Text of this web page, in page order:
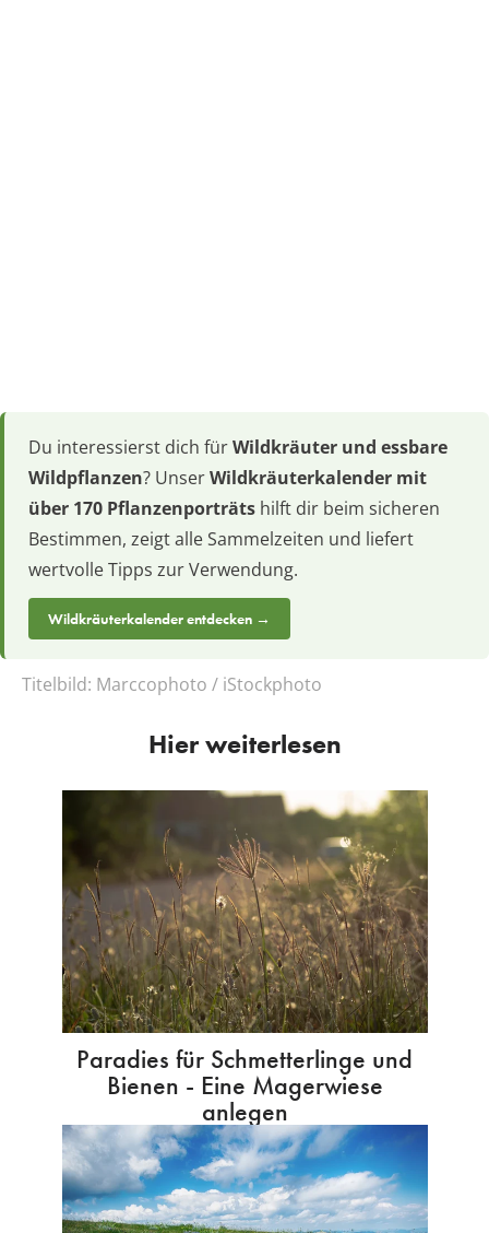
Du interessierst dich fürWildkräuter und essbare
Wildpflanzen? UnserWildkräuterkalender mit
über 170 Pflanzenporträts hilft dir beim sicheren
Bestimmen, zeigt alle Sammelzeiten und liefert
wertvolle Tipps zur Verwendung.
Wildkräuterkalender entdecken →
Titelbild: Marccophoto / iStockphoto
Hier weiterlesen
Paradies für Schmetterlinge und
Bienen - Eine Magerwiese
anlegen